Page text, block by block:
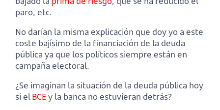
paro, etc.
No darían la misma explicación que doy yo a este
coste bajísimo de la financiación de la deuda
pública ya que los políticos siempre están en
campaña electoral.
¿Se imaginan la situación de la deuda pública hoy
si elBCEy la banca no estuvieran detrás?